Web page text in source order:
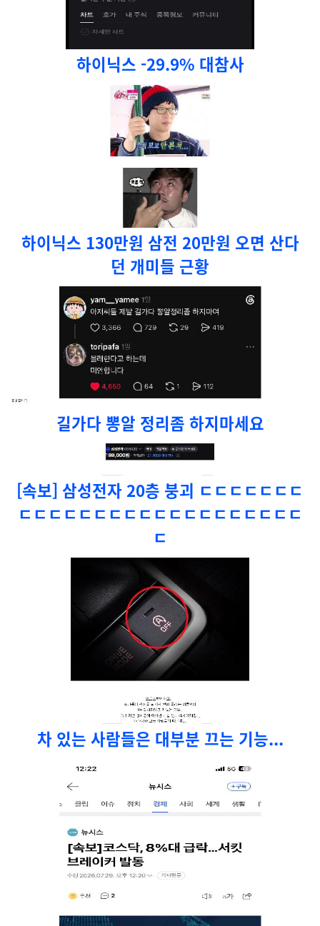
하이닉스 -29.9% 대참사
하이닉스 130만원 삼전 20만원 오면 산다
던 개미들 근황
길가다 뽕알 정리좀 하지마세요
[속보] 삼성전자 20층 붕괴 ㄷㄷㄷㄷㄷㄷㄷ
ㄷㄷㄷㄷㄷㄷㄷㄷㄷㄷㄷㄷㄷㄷㄷㄷㄷㄷㄷ
ㄷ
차 있는 사람들은 대부분 끄는 기능...